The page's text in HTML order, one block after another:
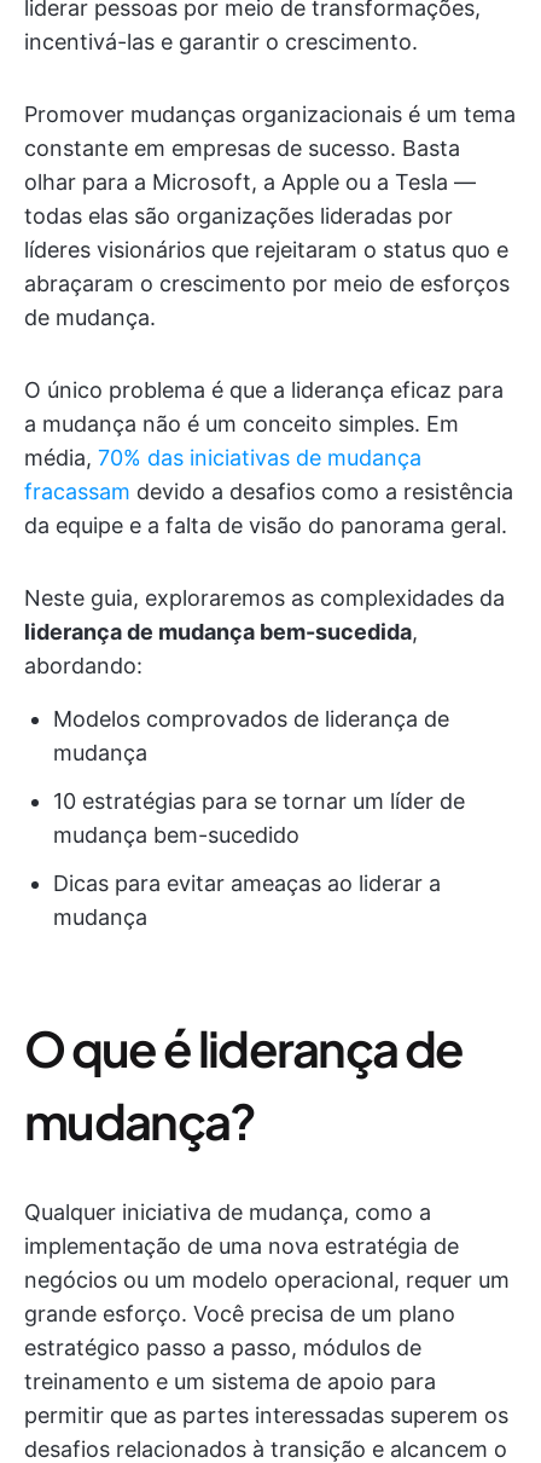
liderar pessoas por meio de transformações,
incentivá-las e garantir o crescimento.
Promover mudanças organizacionais é um tema
constante em empresas de sucesso. Basta
olhar para a Microsoft, a Apple ou a Tesla —
todas elas são organizações lideradas por
líderes visionários que rejeitaram o status quo e
abraçaram o crescimento por meio de esforços
de mudança.
O único problema é que a liderança eficaz para
a mudança não é um conceito simples. Em
média, 70% das iniciativas de mudança
fracassam devido a desafios como a resistência
da equipe e a falta de visão do panorama geral.
Neste guia, exploraremos as complexidades da
liderança de mudança bem-sucedida,
abordando:
Modelos comprovados de liderança de
mudança
10 estratégias para se tornar um líder de
mudança bem-sucedido
Dicas para evitar ameaças ao liderar a
mudança
O que é liderança de
mudança?
Qualquer iniciativa de mudança, como a
implementação de uma nova estratégia de
negócios ou um modelo operacional, requer um
grande esforço. Você precisa de um plano
estratégico passo a passo, módulos de
treinamento e um sistema de apoio para
permitir que as partes interessadas superem os
desafios relacionados à transição e alcancem o